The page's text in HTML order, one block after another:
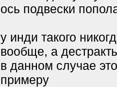
ось подвески
у инди такого
вообще, а
в данном случае
примеру